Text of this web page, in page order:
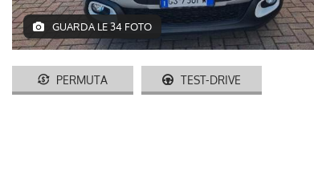
ASSISTENZA
GUARDA LE 34 FOTO
PERMUTA TEST-DRIVE